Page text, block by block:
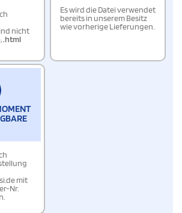
nicht
,.html
Es wird die Datei verwendet
bereits in unserem Besitz
wie vorherige Lieferungen.
mit
Nr.